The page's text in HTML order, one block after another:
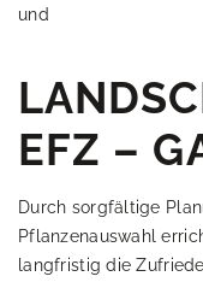
und
EFZ –
Durch sorgfältige
Pflanzenauswahl
langfristig die